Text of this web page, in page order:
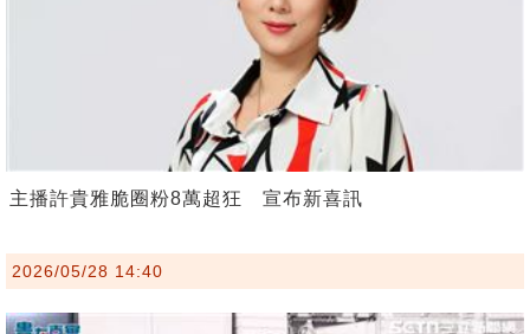
主播許貴雅脆圈粉8萬超狂 宣布新喜訊
2026/05/28 14:40